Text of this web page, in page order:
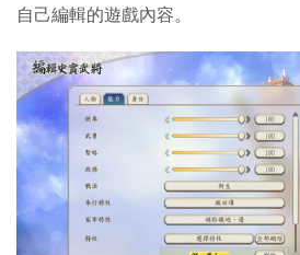
自己編輯的遊戲內容。